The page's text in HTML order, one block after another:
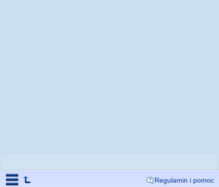
Regulamin i pomoc